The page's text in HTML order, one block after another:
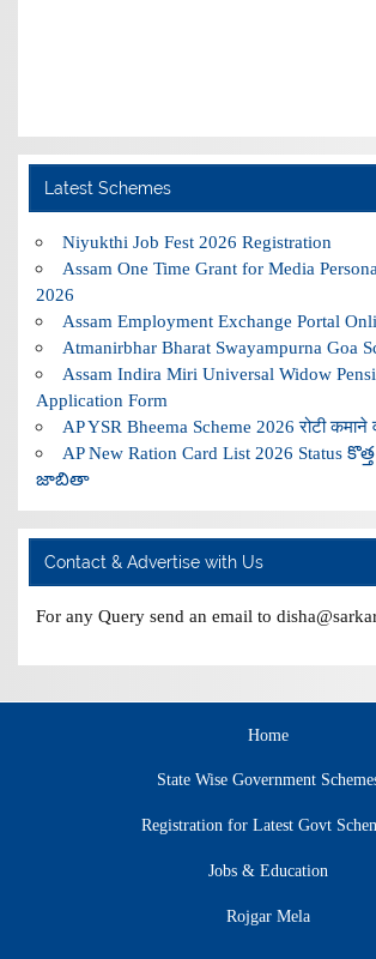
Latest Schemes
Niyukthi Job Fest 2026 Registration
Assam One Time Grant for Media
2026
Assam Employment Exchange Portal
Atmanirbhar Bharat Swayampurna Goa
Assam Indira Miri Universal Widow
Application Form
AP YSR Bheema Scheme 2026 रोटी कमाने
AP New Ration Card List 2026 Status
జాబితా
Contact & Advertise with Us
For any Query send an email to
Home
State Wise Government
Registration for Latest Govt
Jobs & Education
Rojgar Mela